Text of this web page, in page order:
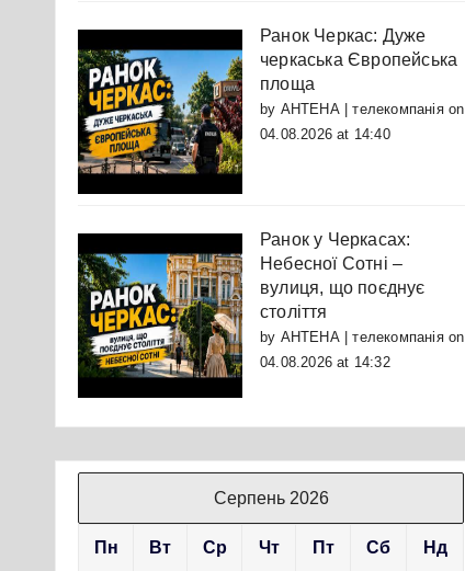
Ранок Черкас: Дуже
черкаська Європейська
площа
by АНТЕНА | телекомпаніяon
04.08.2026 at 14:40
Ранок у Черкасах:
Небесної Сотні –
вулиця, що поєднує
століття
by АНТЕНА | телекомпаніяon
04.08.2026 at 14:32
Серпень 2026
Пн Вт Ср Чт Пт Сб Нд